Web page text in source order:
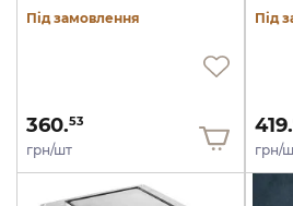
Під замовлення
360.53
грн/шт
Під
419.
грн/